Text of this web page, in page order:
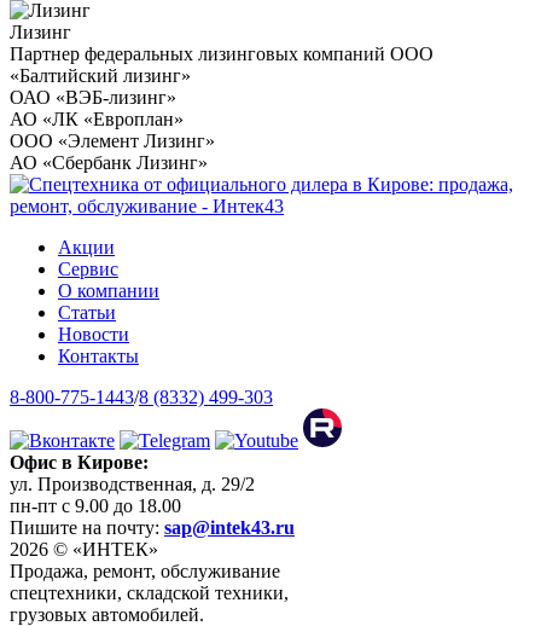
Лизинг
Партнер федеральных лизинговых компаний ООО
«Балтийский лизинг»
ОАО «ВЭБ-лизинг»
АО «ЛК «Европлан»
ООО «Элемент Лизинг»
АО «Сбербанк Лизинг»
Акции
Сервис
О компании
Статьи
Новости
Контакты
8-800-775-1443/8 (8332) 499-303
Офис в Кирове:
ул. Производственная, д. 29/2
пн-пт с 9.00 до 18.00
Пишите на почту: sap@intek43.ru
2026 © «ИНТЕК»
Продажа, ремонт, обслуживание
спецтехники, складской техники,
грузовых автомобилей.